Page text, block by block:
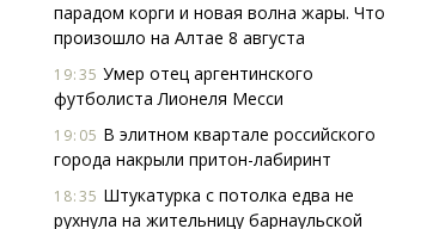
парадом корги и новая волна жары. Что
произошло на Алтае 8 августа
19:35 Умер отец аргентинского
футболиста Лионеля Месси
19:05 В элитном квартале российского
города накрыли притон-лабиринт
18:35 Штукатурка с потолка едва не
рухнула на жительницу барнаульской